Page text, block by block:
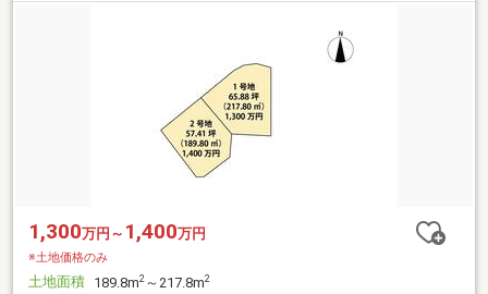
1,300万円～ 1,400万円
※土地価格のみ
土地面積 189.8m2 ～217.8m2